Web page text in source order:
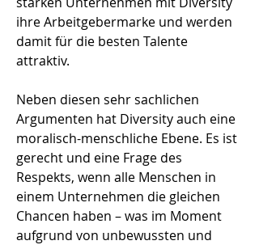
ihre Arbeitgebermarke und werden
damit für die besten Talente
attraktiv.
Neben diesen sehr sachlichen
Argumenten hat Diversity auch eine
moralisch-menschliche Ebene. Es ist
gerecht und eine Frage des
Respekts, wenn alle Menschen in
einem Unternehmen die gleichen
Chancen haben – was im Moment
aufgrund von unbewussten und